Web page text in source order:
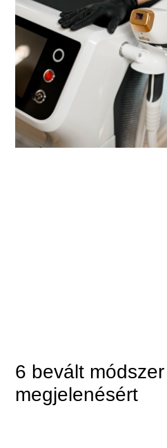
6 bevált
megjelenésért